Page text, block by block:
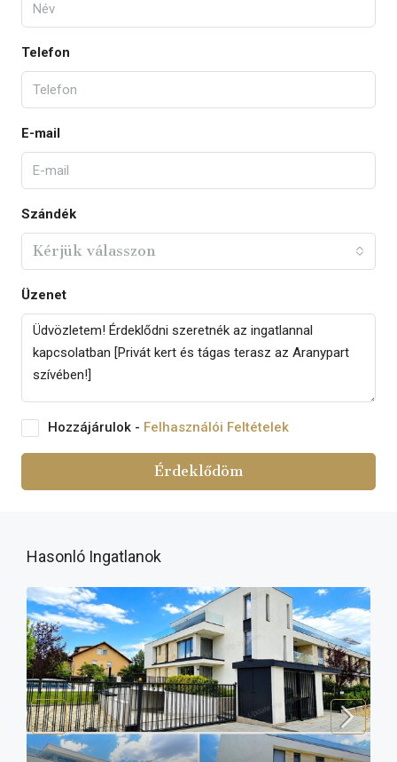
Telefon
E-mail
Szándék
Kérjük válasszon
Üzenet
Hozzájárulok - Felhasználói Feltételek
Érdeklődöm
Hasonló Ingatlanok